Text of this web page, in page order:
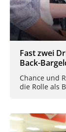
Fast zwei
Back-
Chance und
die Rolle als